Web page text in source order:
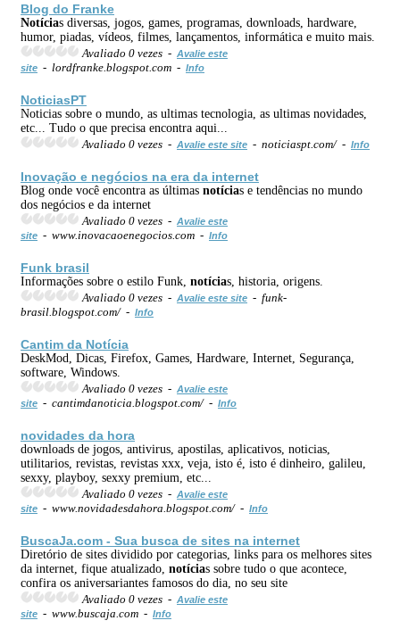
Blog do Franke
Notícias diversas, jogos, games, programas, downloads, hardware,
humor, piadas, vídeos, filmes, lançamentos, informática e muito mais.
Avaliado 0 vezes - Avalie este
site - lordfranke.blogspot.com - Info
NoticiasPT
Noticias sobre o mundo, as ultimas tecnologia, as ultimas novidades,
etc... Tudo o que precisa encontra aqui...
Avaliado 0 vezes - Avalie este site - noticiaspt.com/ - Info
Inovação e negócios na era da internet
Blog onde você encontra as últimas notícias e tendências no mundo
dos negócios e da internet
Avaliado 0 vezes - Avalie este
site - www.inovacaoenegocios.com - Info
Funk brasil
Informações sobre o estilo Funk, notícias, historia, origens.
Avaliado 0 vezes - Avalie este site - funk-
brasil.blogspot.com/ - Info
Cantim da Notícia
DeskMod, Dicas, Firefox, Games, Hardware, Internet, Segurança,
software, Windows.
Avaliado 0 vezes - Avalie este
site - cantimdanoticia.blogspot.com/ - Info
novidades da hora
downloads de jogos, antivirus, apostilas, aplicativos, noticias,
utilitarios, revistas, revistas xxx, veja, isto é, isto é dinheiro, galileu,
sexxy, playboy, sexxy premium, etc...
Avaliado 0 vezes - Avalie este
site - www.novidadesdahora.blogspot.com/ - Info
BuscaJa.com - Sua busca de sites na internet
Diretório de sites dividido por categorias, links para os melhores sites
da internet, fique atualizado, notícias sobre tudo o que acontece,
confira os aniversariantes famosos do dia, no seu site
Avaliado 0 vezes - Avalie este
site - www.buscaja.com - Info